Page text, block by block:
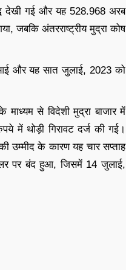
देखी गई और यह 528.968 अरब
जबकि अंतरराष्ट्रीय मुद्रा कोष
और यह सात जुलाई, 2023 को
से विदेशी मुद्रा बाजार में
में थोड़ी गिरावट दर्ज की गई।
उम्मीद के कारण यह चार सप्ताह
पर बंद हुआ, जिसमें 14 जुलाई,